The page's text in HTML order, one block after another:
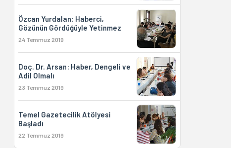
Özcan Yurdalan: Haberci,
Gözünün Gördüğüyle Yetinmez
24 Temmuz 2019
Doç. Dr. Arsan: Haber, Dengeli ve
Adil Olmalı
23 Temmuz 2019
Temel Gazetecilik Atölyesi
Başladı
22 Temmuz 2019